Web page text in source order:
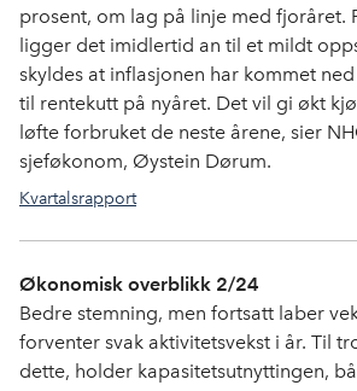
prosent, om lag på linje med fjoråret.
ligger det imidlertid an til et mildt
skyldes at inflasjonen har kommet
til rentekutt på nyåret. Det vil gi økt
løfte forbruket de neste årene, sier
sjeføkonom, Øystein Dørum.
Kvartalsrapport
Økonomisk overblikk 2/24
Bedre stemning, men fortsatt laber
forventer svak aktivitetsvekst i år. Til
dette, holder kapasitetsutnyttingen,